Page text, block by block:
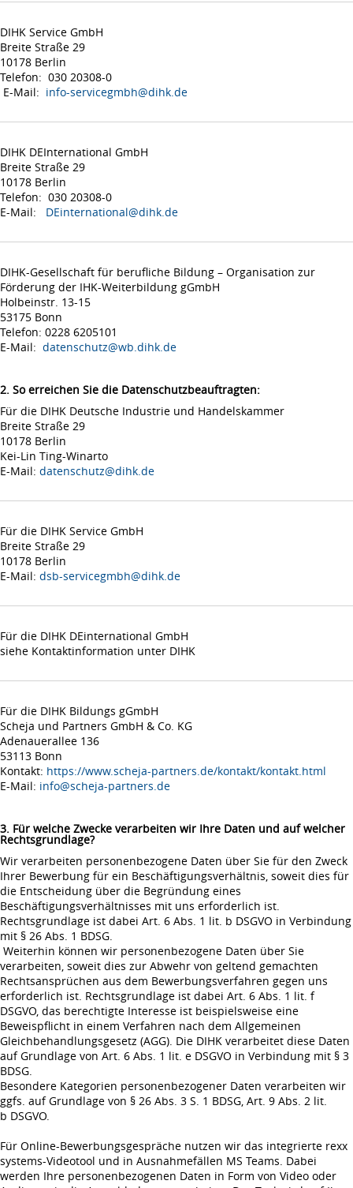
DIHK Service GmbH
Breite Straße 29
10178 Berlin
Telefon: 030 20308-0
E-Mail: info-servicegmbh@dihk.de
DIHK DEInternational GmbH
Breite Straße 29
10178 Berlin
Telefon: 030 20308-0
E-Mail: DEinternational@dihk.de
DIHK-Gesellschaft für berufliche Bildung – Organisation zur
Förderung der IHK-Weiterbildung gGmbH
Holbeinstr. 13-15
53175 Bonn
Telefon: 0228 6205101
E-Mail: datenschutz@wb.dihk.de
2. So erreichen Sie die Datenschutzbeauftragten:
Für die DIHK Deutsche Industrie und Handelskammer
Breite Straße 29
10178 Berlin
Kei-Lin Ting-Winarto
E-Mail: datenschutz@dihk.de
Für die DIHK Service GmbH
Breite Straße 29
10178 Berlin
E-Mail: dsb-servicegmbh@dihk.de
Für die DIHK DEinternational GmbH
siehe Kontaktinformation unter DIHK
Für die DIHK Bildungs gGmbH
Scheja und Partners GmbH & Co. KG
Adenauerallee 136
53113 Bonn
Kontakt: https://www.scheja-partners.de/kontakt/kontakt.html
E-Mail: info@scheja-partners.de
3. Für welche Zwecke verarbeiten wir Ihre Daten und auf welcher
Rechtsgrundlage?
Wir verarbeiten personenbezogene Daten über Sie für den Zweck
Ihrer Bewerbung für ein Beschäftigungsverhältnis, soweit dies für
die Entscheidung über die Begründung eines
Beschäftigungsverhältnisses mit uns erforderlich ist.
Rechtsgrundlage ist dabei Art. 6 Abs. 1 lit. b DSGVO in Verbindung
mit § 26 Abs. 1 BDSG.
Weiterhin können wir personenbezogene Daten über Sie
verarbeiten, soweit dies zur Abwehr von geltend gemachten
Rechtsansprüchen aus dem Bewerbungsverfahren gegen uns
erforderlich ist. Rechtsgrundlage ist dabei Art. 6 Abs. 1 lit. f
DSGVO, das berechtigte Interesse ist beispielsweise eine
Beweispflicht in einem Verfahren nach dem Allgemeinen
Gleichbehandlungsgesetz (AGG). Die DIHK verarbeitet diese Daten
auf Grundlage von Art. 6 Abs. 1 lit. e DSGVO in Verbindung mit § 3
BDSG.
Besondere Kategorien personenbezogener Daten verarbeiten wir
ggfs. auf Grundlage von § 26 Abs. 3 S. 1 BDSG, Art. 9 Abs. 2 lit.
b DSGVO.
Für Online-Bewerbungsgespräche nutzen wir das integrierte rexx
systems-Videotool und in Ausnahmefällen MS Teams. Dabei
werden Ihre personenbezogenen Daten in Form von Video oder